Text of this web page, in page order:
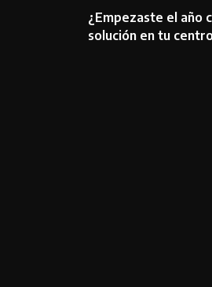
¿Empezaste el año
solución en tu